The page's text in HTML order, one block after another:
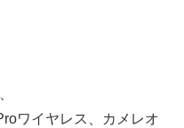
ワイヤレス、カメレオ